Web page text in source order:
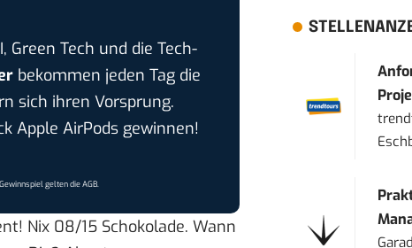
Tech und die Tech-
bekommen jeden Tag die
sich ihren Vorsprung.
Apple AirPods gewinnen!
gelten dieAGB.
Nix 08/15 Schokolade. Wann